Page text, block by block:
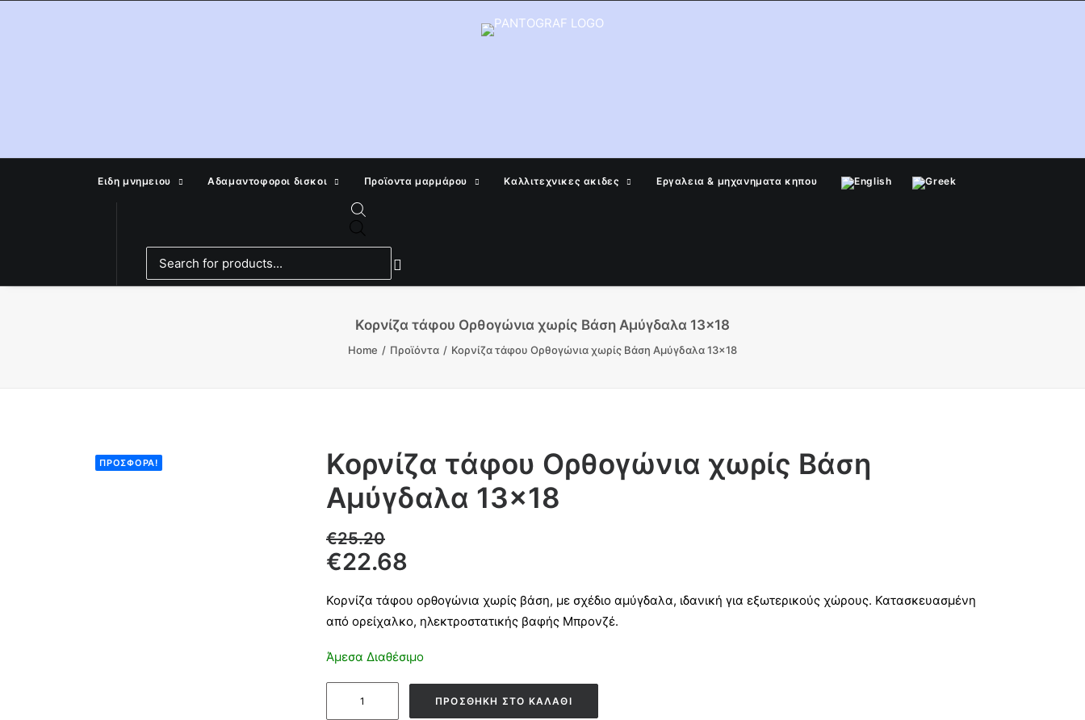
Ειδη μνημειου Αδαμαντοφοροι δισκοι Προϊοντα μαρμάρου Καλλιτεχνικες ακιδες Εργαλεια & μηχανηματα κηπου
search
Κορνίζα τάφου Ορθογώνια χωρίς Βάση Αμύγδαλα 13×18
Home Προϊόντα Κορνίζα τάφου Ορθογώνια χωρίς Βάση Αμύγδαλα 13×18
ΠΡΟΣΦΟΡΆ!
Κορνίζα τάφου Ορθογώνια χωρίς Βάση
Αμύγδαλα 13×18
€25.20
€22.68
Κορνίζα τάφου ορθογώνια χωρίς βάση, με σχέδιο αμύγδαλα, ιδανική για εξωτερικούς χώρους. Κατασκευασμένη
από ορείχαλκο, ηλεκτροστατικής βαφής Μπρονζέ.
Άμεσα Διαθέσιμο
ΠΡΟΣΘΉΚΗ ΣΤΟ ΚΑΛΆΘΙ